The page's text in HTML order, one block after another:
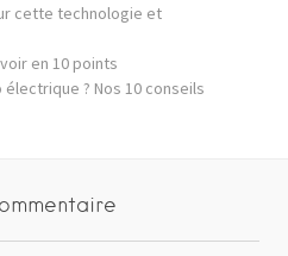
cette technologie et
en 10 points
? Nos 10 conseils